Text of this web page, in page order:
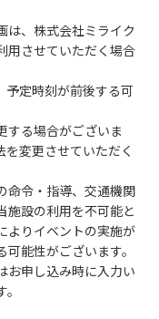
は、株式会社ミライク
用させていただく場合
予定時刻が前後する可
する場合がございま
変更させていただく
命令・指導、交通機関
施設の利用を不可能と
よりイベントの実施が
能性がございます。
お申し込み時に入力い